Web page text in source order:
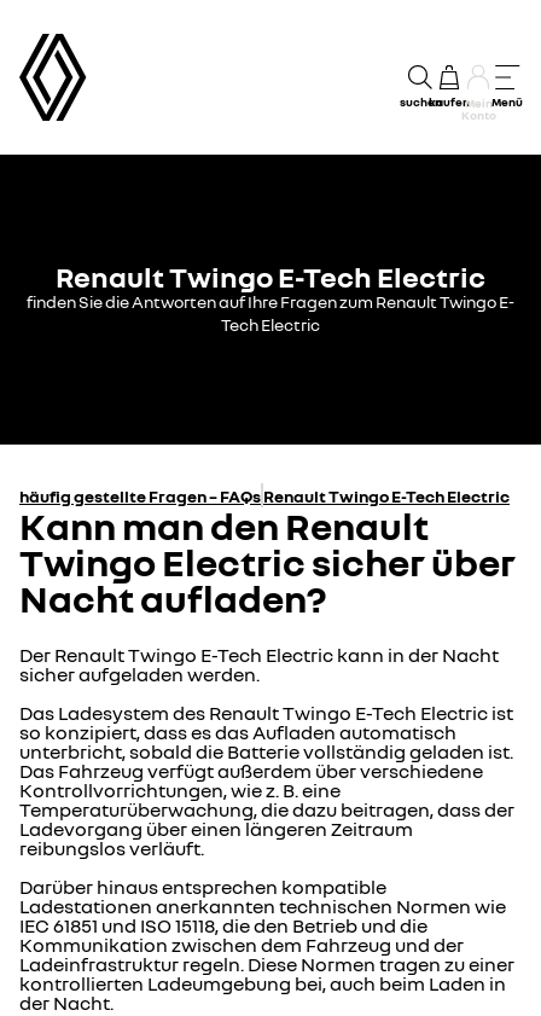
suchenkaufenMein
Konto
Menü
Renault Twingo E-Tech Electric
finden Sie die Antworten auf Ihre Fragen zum Renault Twingo E-
Tech Electric
häufig gestellte Fragen – FAQsRenault Twingo E-Tech Electric
Kann man den Renault
Twingo Electric sicher über
Nacht aufladen?
Der Renault Twingo E-Tech Electric kann in der Nacht
sicher aufgeladen werden.
Das Ladesystem des Renault Twingo E-Tech Electric ist
so konzipiert, dass es das Aufladen automatisch
unterbricht, sobald die Batterie vollständig geladen ist.
Das Fahrzeug verfügt außerdem über verschiedene
Kontrollvorrichtungen, wie z. B. eine
Temperaturüberwachung, die dazu beitragen, dass der
Ladevorgang über einen längeren Zeitraum
reibungslos verläuft.
Darüber hinaus entsprechen kompatible
Ladestationen anerkannten technischen Normen wie
IEC 61851 und ISO 15118, die den Betrieb und die
Kommunikation zwischen dem Fahrzeug und der
Ladeinfrastruktur regeln. Diese Normen tragen zu einer
kontrollierten Ladeumgebung bei, auch beim Laden in
der Nacht.